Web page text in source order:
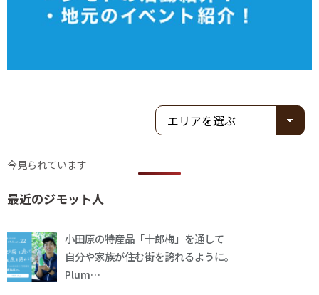
今見られています
最近のジモット人
小田原の特産品「十郎梅」を通して
自分や家族が住む街を誇れるように。
Plum…